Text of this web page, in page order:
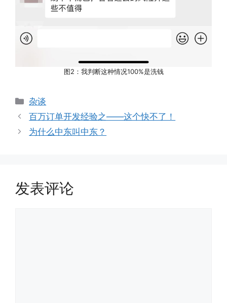
图2：我判断这种情况100%是洗钱
分
类
杂谈
百万订单开发经验之——这个快不了！
为什么中东叫中东？
发表评论